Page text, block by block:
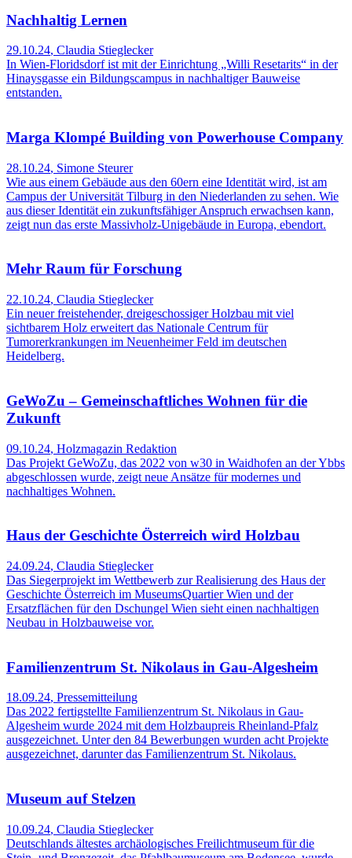
Nachhaltig Lernen
29.10.24, Claudia Stieglecker
In Wien-Floridsdorf ist mit der Einrichtung „Willi Resetarits“ in der
Hinaysgasse ein Bildungscampus in nachhaltiger Bauweise
entstanden.
Marga Klompé Building von Powerhouse Company
28.10.24, Simone Steurer
Wie aus einem Gebäude aus den 60ern eine Identität wird, ist am
Campus der Universität Tilburg in den Niederlanden zu sehen. Wie
aus dieser Identität ein zukunftsfähiger Anspruch erwachsen kann,
zeigt nun das erste Massivholz-Unigebäude in Europa, ebendort.
Mehr Raum für Forschung
22.10.24, Claudia Stieglecker
Ein neuer freistehender, dreigeschossiger Holzbau mit viel
sichtbarem Holz erweitert das Nationale Centrum für
Tumorerkrankungen im Neuenheimer Feld im deutschen
Heidelberg.
GeWoZu – Gemeinschaftliches Wohnen für die
Zukunft
09.10.24, Holzmagazin Redaktion
Das Projekt GeWoZu, das 2022 von w30 in Waidhofen an der Ybbs
abgeschlossen wurde, zeigt neue Ansätze für modernes und
nachhaltiges Wohnen.
Haus der Geschichte Österreich wird Holzbau
24.09.24, Claudia Stieglecker
Das Siegerprojekt im Wettbewerb zur Realisierung des Haus der
Geschichte Österreich im MuseumsQuartier Wien und der
Ersatzflächen für den Dschungel Wien sieht einen nachhaltigen
Neubau in Holzbauweise vor.
Familienzentrum St. Nikolaus in Gau-Algesheim
18.09.24, Pressemitteilung
Das 2022 fertigstellte Familienzentrum St. Nikolaus in Gau-
Algesheim wurde 2024 mit dem Holzbaupreis Rheinland-Pfalz
ausgezeichnet. Unter den 84 Bewerbungen wurden acht Projekte
ausgezeichnet, darunter das Familienzentrum St. Nikolaus.
Museum auf Stelzen
10.09.24, Claudia Stieglecker
Deutschlands ältestes archäologisches Freilichtmuseum für die